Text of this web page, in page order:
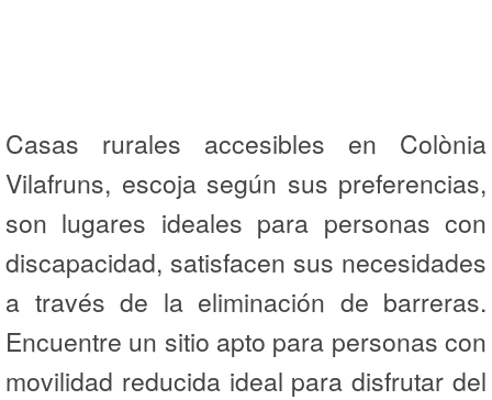
Casas rurales accesibles en Colònia
Vilafruns, escoja según sus preferencias,
son lugares ideales para personas con
discapacidad, satisfacen sus necesidades
a través de la eliminación de barreras.
Encuentre un sitio apto para personas con
movilidad reducida ideal para disfrutar del